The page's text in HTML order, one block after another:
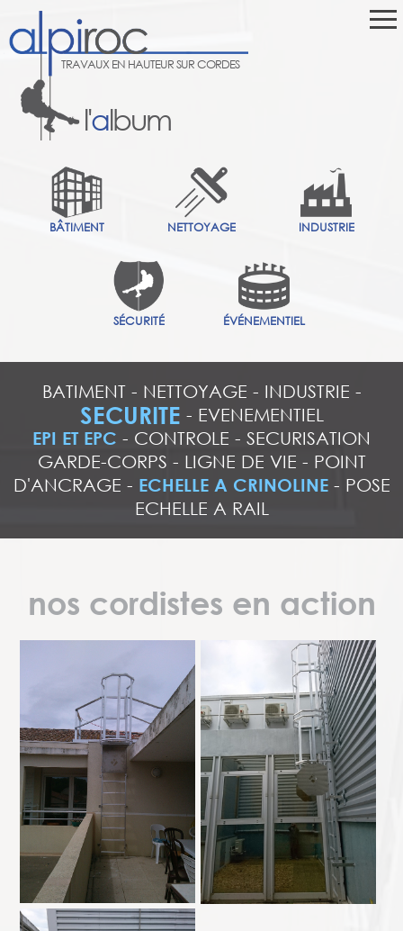
TRAVAUX EN HAUTEUR SUR CORDES
l'album
BÂTIMENT NETTOYAGE INDUSTRIE
SÉCURITÉ ÉVÉNEMENTIEL
BATIMENT- NETTOYAGE - INDUSTRIE -
SECURITE - EVENEMENTIEL
EPI ET EPC - CONTROLE - SECURISATION
GARDE-CORPS - LIGNE DE VIE - POINT
D'ANCRAGE - ECHELLE A CRINOLINE- POSE
ECHELLE A RAIL
nos cordistes en action